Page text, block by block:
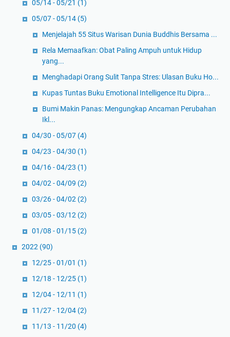
05/14 - 05/21 (1)
05/07 - 05/14 (5)
Menjelajah 55 Situs Warisan Dunia Buddhis Bersama ...
Rela Memaafkan: Obat Paling Ampuh untuk Hidup
yang...
Menghadapi Orang Sulit Tanpa Stres: Ulasan Buku Ho...
Kupas Tuntas Buku Emotional Intelligence Itu Dipra...
Bumi Makin Panas: Mengungkap Ancaman Perubahan
Ikl...
04/30 - 05/07 (4)
04/23 - 04/30 (1)
04/16 - 04/23 (1)
04/02 - 04/09 (2)
03/26 - 04/02 (2)
03/05 - 03/12 (2)
01/08 - 01/15 (2)
2022 (90)
12/25 - 01/01 (1)
12/18 - 12/25 (1)
12/04 - 12/11 (1)
11/27 - 12/04 (2)
11/13 - 11/20 (4)